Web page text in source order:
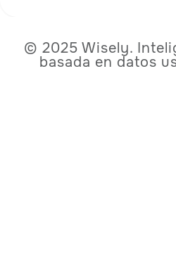
© 2025 Wisely.
basada en datos